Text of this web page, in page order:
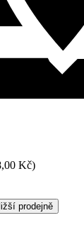
Kč)
prodejně